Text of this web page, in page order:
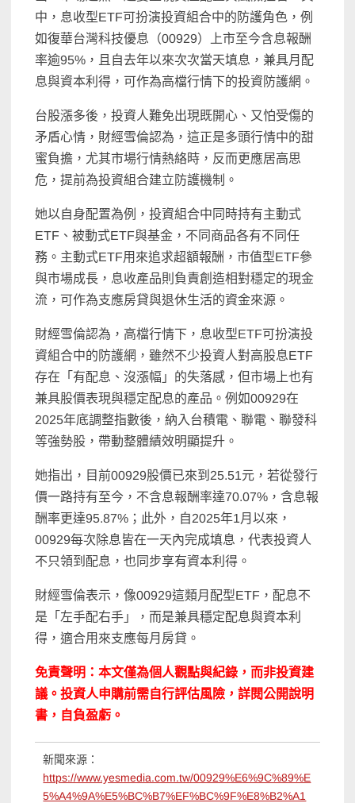
中，息收型ETF可扮演投資組合中的防護角色，例
如復華台灣科技優息（00929）上市至今含息報酬
率逾95%，且自去年以來次次當天填息，兼具月配
息與資本利得，可作為高檔行情下的投資防護網。
台股漲多後，投資人難免出現既開心、又怕受傷的
矛盾心情，財經雪倫認為，這正是多頭行情中的甜
蜜負擔，尤其市場行情熱絡時，反而更應居高思
危，提前為投資組合建立防護機制。
她以自身配置為例，投資組合中同時持有主動式
ETF、被動式ETF與基金，不同商品各有不同任
務。主動式ETF用來追求超額報酬，市值型ETF參
與市場成長，息收產品則負責創造相對穩定的現金
流，可作為支應房貸與退休生活的資金來源。
財經雪倫認為，高檔行情下，息收型ETF可扮演投
資組合中的防護網，雖然不少投資人對高股息ETF
存在「有配息、沒漲幅」的失落感，但市場上也有
兼具股價表現與穩定配息的產品。例如00929在
2025年底調整指數後，納入台積電、聯電、聯發科
等強勢股，帶動整體績效明顯提升。
她指出，目前00929股價已來到25.51元，若從發行
價一路持有至今，不含息報酬率達70.07%，含息報
酬率更達95.87%；此外，自2025年1月以來，
00929每次除息皆在一天內完成填息，代表投資人
不只領到配息，也同步享有資本利得。
財經雪倫表示，像00929這類月配型ETF，配息不
是「左手配右手」，而是兼具穩定配息與資本利
得，適合用來支應每月房貸。
免責聲明：本文僅為個人觀點與紀錄，而非投資建
議。投資人申購前需自行評估風險，詳閱公開說明
書，自負盈虧。
新聞來源：
https://www.yesmedia.com.tw/00929%E6%9C%89%E
5%A4%9A%E5%BC%B7%EF%BC%9F%E8%B2%A1